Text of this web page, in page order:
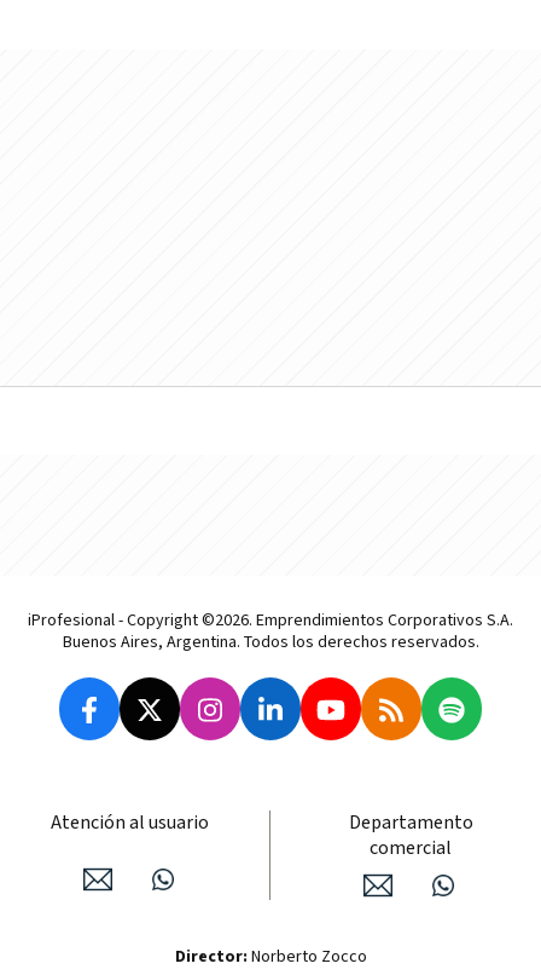
iProfesional - Copyright ©2026. Emprendimientos Corporativos S.A.
Buenos Aires, Argentina. Todos los derechos reservados.
Atención al usuario
Departamento
comercial
Director: Norberto Zocco